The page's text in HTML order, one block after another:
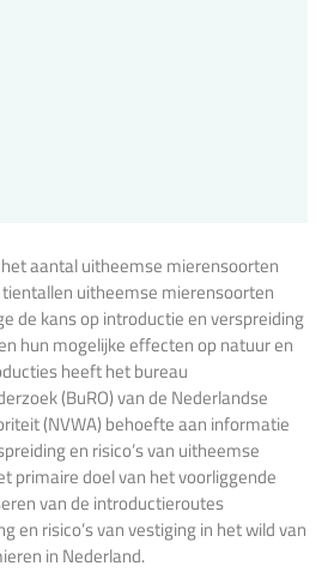
aantal uitheemse mierensoorten
uitheemse mierensoorten
de kans op introductie en verspreiding
hun mogelijke effecten op natuur en
heeft het bureau
(BuRO) van de Nederlandse
(NVWA) behoefte aan informatie
en risico’s van uitheemse
primaire doel van het voorliggende
van de introductieroutes
en risico’s van vestiging in het wild van
in Nederland.